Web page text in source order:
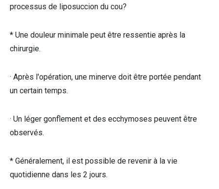
processus de liposuccion du cou?
* Une douleur minimale peut être ressentie après la
chirurgie.
· Après l'opération, une minerve doit être portée pendant
un certain temps.
· Un léger gonflement et des ecchymoses peuvent être
observés.
* Généralement, il est possible de revenir à la vie
quotidienne dans les 2 jours.